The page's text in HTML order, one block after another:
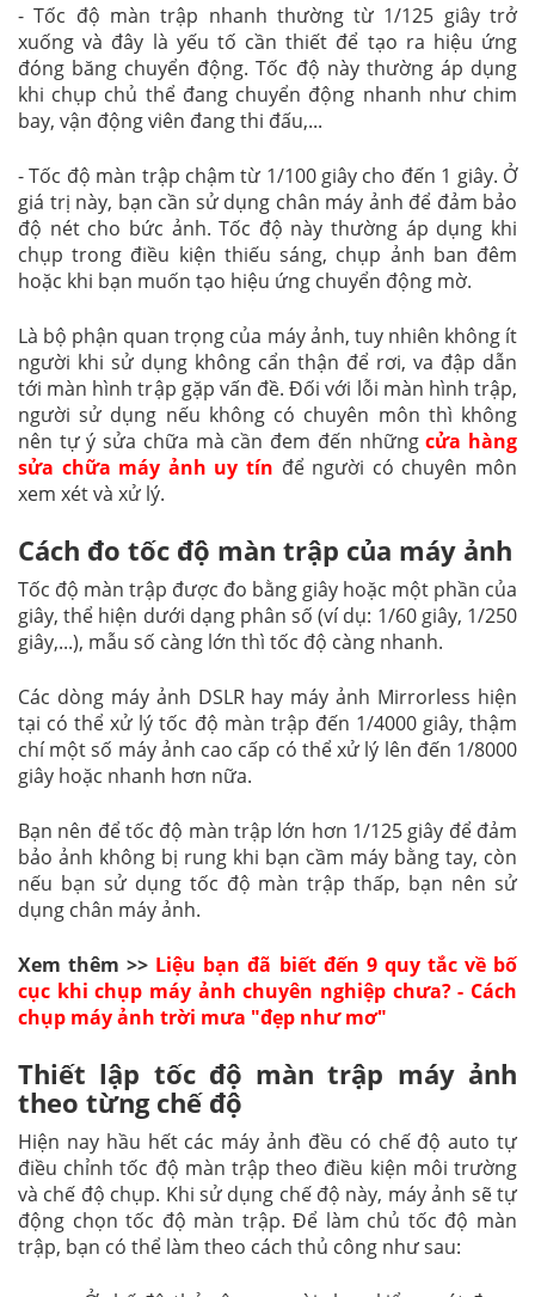
- Tốc độ màn trập nhanh thường từ 1/125 giây trở
xuống và đây là yếu tố cần thiết để tạo ra hiệu ứng
đóng băng chuyển động. Tốc độ này thường áp dụng
khi chụp chủ thể đang chuyển động nhanh như chim
bay, vận động viên đang thi đấu,...
- Tốc độ màn trập chậm từ 1/100 giây cho đến 1 giây. Ở
giá trị này, bạn cần sử dụng chân máy ảnh để đảm bảo
độ nét cho bức ảnh. Tốc độ này thường áp dụng khi
chụp trong điều kiện thiếu sáng, chụp ảnh ban đêm
hoặc khi bạn muốn tạo hiệu ứng chuyển động mờ.
Là bộ phận quan trọng của máy ảnh, tuy nhiên không ít
người khi sử dụng không cẩn thận để rơi, va đập dẫn
tới màn hình trập gặp vấn đề. Đối với lỗi màn hình trập,
người sử dụng nếu không có chuyên môn thì không
nên tự ý sửa chữa mà cần đem đến nhữngcửa hàng
sửa chữa máy ảnh uy tín để người có chuyên môn
xem xét và xử lý.
Cách đo tốc độ màn trập của máy ảnh
Tốc độ màn trập được đo bằng giây hoặc một phần của
giây, thể hiện dưới dạng phân số (ví dụ: 1/60 giây, 1/250
giây,...), mẫu số càng lớn thì tốc độ càng nhanh.
Các dòng máy ảnh DSLR hay máy ảnh Mirrorless hiện
tại có thể xử lý tốc độ màn trập đến 1/4000 giây, thậm
chí một số máy ảnh cao cấp có thể xử lý lên đến 1/8000
giây hoặc nhanh hơn nữa.
Bạn nên để tốc độ màn trập lớn hơn 1/125 giây để đảm
bảo ảnh không bị rung khi bạn cầm máy bằng tay, còn
nếu bạn sử dụng tốc độ màn trập thấp, bạn nên sử
dụng chân máy ảnh.
Xem thêm >> Liệu bạn đã biết đến 9 quy tắc về bố
cục khi chụp máy ảnh chuyên nghiệp chưa? - Cách
chụp máy ảnh trời mưa "đẹp như mơ"
Thiết lập tốc độ màn trập máy ảnh
theo từng chế độ
Hiện nay hầu hết các máy ảnh đều có chế độ auto tự
điều chỉnh tốc độ màn trập theo điều kiện môi trường
và chế độ chụp. Khi sử dụng chế độ này, máy ảnh sẽ tự
động chọn tốc độ màn trập. Để làm chủ tốc độ màn
trập, bạn có thể làm theo cách thủ công như sau: